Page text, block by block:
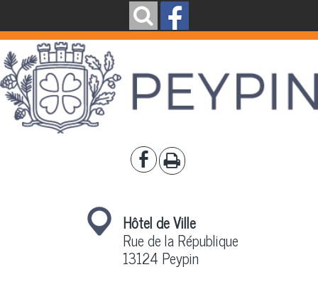
Hôtel de Ville
Rue de la République
13124 Peypin